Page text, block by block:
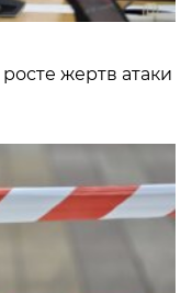
жертв атаки